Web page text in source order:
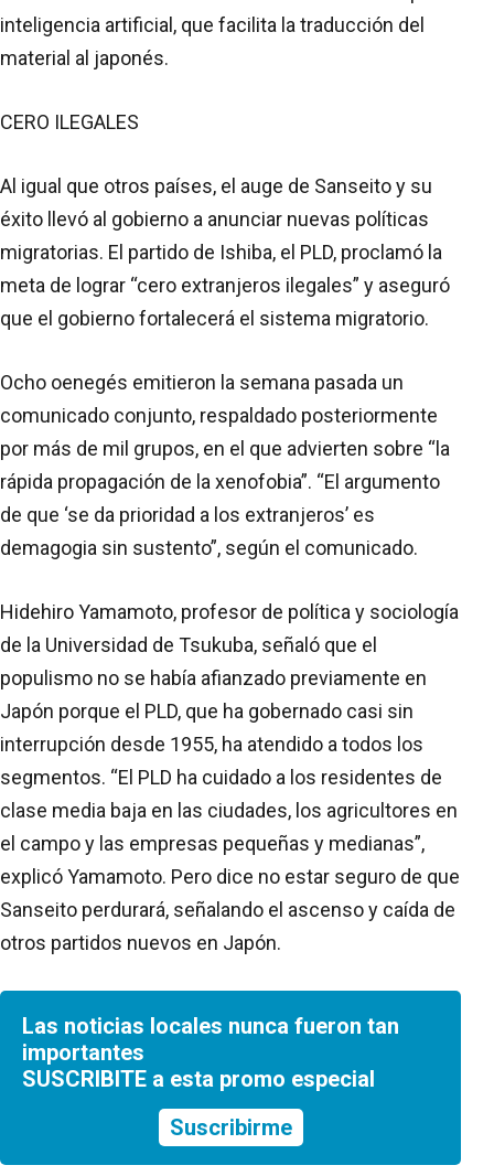
inteligencia artificial, que facilita la traducción del
material al japonés.
CERO ILEGALES
Al igual que otros países, el auge de Sanseito y su
éxito llevó al gobierno a anunciar nuevas políticas
migratorias. El partido de Ishiba, el PLD, proclamó la
meta de lograr “cero extranjeros ilegales” y aseguró
que el gobierno fortalecerá el sistema migratorio.
Ocho oenegés emitieron la semana pasada un
comunicado conjunto, respaldado posteriormente
por más de mil grupos, en el que advierten sobre “la
rápida propagación de la xenofobia”. “El argumento
de que ‘se da prioridad a los extranjeros’ es
demagogia sin sustento”, según el comunicado.
Hidehiro Yamamoto, profesor de política y sociología
de la Universidad de Tsukuba, señaló que el
populismo no se había afianzado previamente en
Japón porque el PLD, que ha gobernado casi sin
interrupción desde 1955, ha atendido a todos los
segmentos. “El PLD ha cuidado a los residentes de
clase media baja en las ciudades, los agricultores en
el campo y las empresas pequeñas y medianas”,
explicó Yamamoto. Pero dice no estar seguro de que
Sanseito perdurará, señalando el ascenso y caída de
otros partidos nuevos en Japón.
Las noticias locales nunca fueron tan
importantes
SUSCRIBITE a esta promo especial
Suscribirme